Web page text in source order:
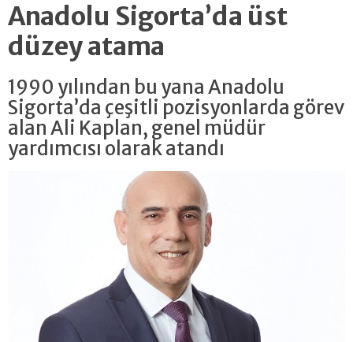
Anadolu Sigorta’da üst
düzey atama
1990 yılından bu yana Anadolu
Sigorta’da çeşitli pozisyonlarda görev
alan Ali Kaplan, genel müdür
yardımcısı olarak atandı